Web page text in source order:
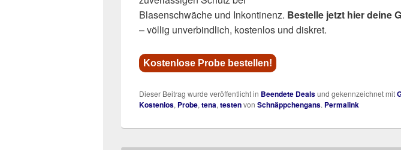
Blasenschwäche und Inkontinenz. Bestelle jetzt hier deine
– völlig unverbindlich, kostenlos und diskret.
Kostenlose Probe bestellen!
Dieser Beitrag wurde veröffentlicht in Beendete Dealsund gekennzeichnet mit
Kostenlos, Probe, tena, testenvon Schnäppchengans. Permalink